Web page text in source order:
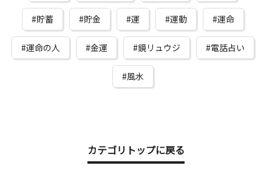
貯蓄 貯金 運 運動 運命
運命の人 金運 鏡リュウジ 電話占い
風水
カテゴリトップに戻る